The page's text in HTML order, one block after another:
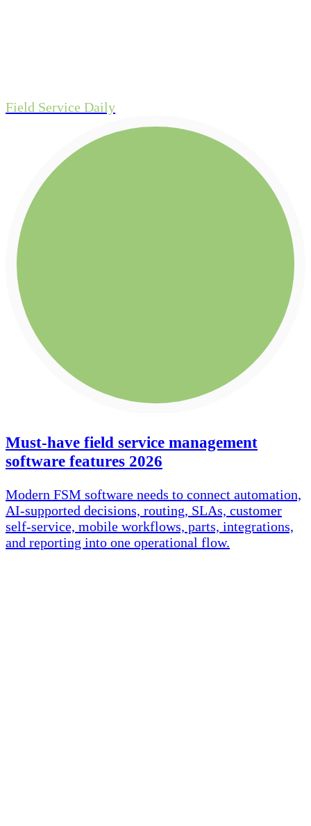
Field Service Daily
Must-have field service management
software features 2026
Modern FSM software needs to connect automation,
AI-supported decisions, routing, SLAs, customer
self-service, mobile workflows, parts, integrations,
and reporting into one operational flow.